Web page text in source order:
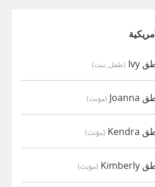
(طفل, بنت)
(مؤنث)
(مؤنث)
(مؤنث)